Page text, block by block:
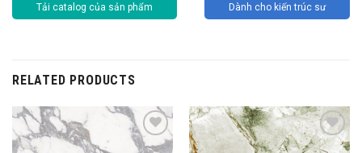
Tải catalog của sản phẩm Dành cho kiến trúc sư
RELATED PRODUCTS
Add to
Add to